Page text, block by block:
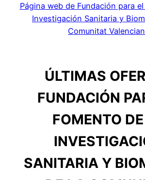
Página web de Fundación para
Investigación Sanitaria y
Comunitat
ÚLTIMAS
FUNDACIÓN
FOMENTO
SANITARIA Y